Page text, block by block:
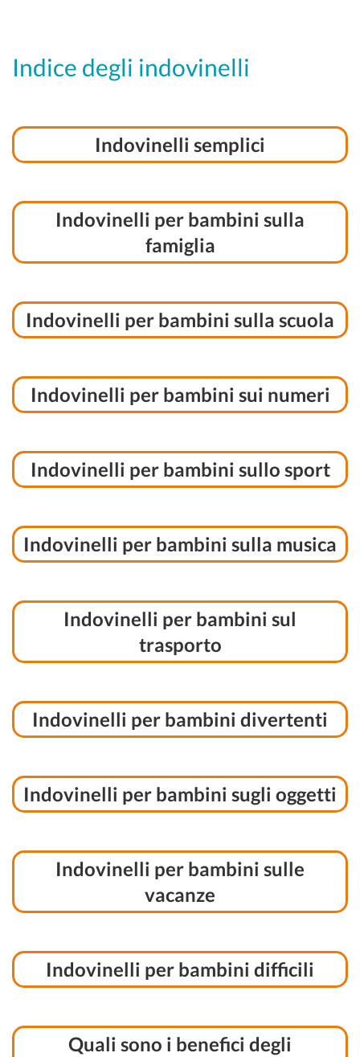
Indice degli indovinelli
Indovinelli semplici
Indovinelli per bambini sulla
famiglia
Indovinelli per bambini sulla scuola
Indovinelli per bambini sui numeri
Indovinelli per bambini sullo sport
Indovinelli per bambini sulla musica
Indovinelli per bambini sul
trasporto
Indovinelli per bambini divertenti
Indovinelli per bambini sugli oggetti
Indovinelli per bambini sulle
vacanze
Indovinelli per bambini difficili
Quali sono i benefici degli